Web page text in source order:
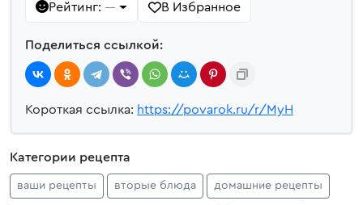
Рейтинг: — В Избранное
Поделиться ссылкой:
Короткая ссылка: https://povarok.ru/r/MyH
Категории рецепта
ваши рецепты вторые блюда домашние рецепты